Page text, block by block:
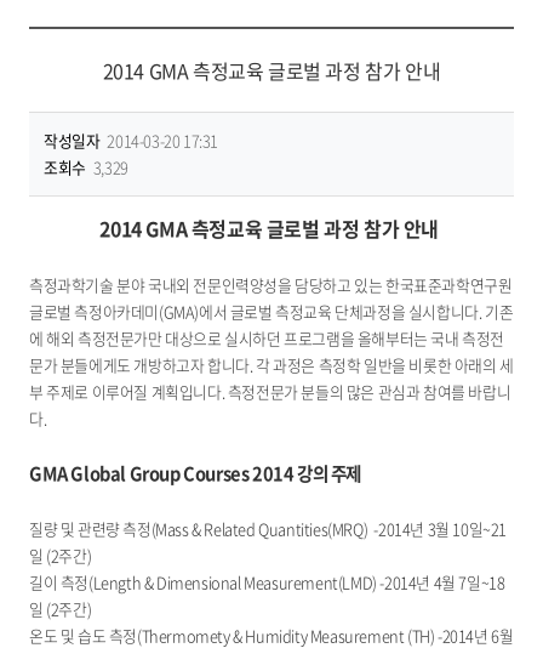
2014 GMA 측정교육 글로벌 과정 참가 안내
작성일자 2014-03-20 17:31
조회수 3,329
2014 GMA 측정교육 글로벌 과정 참가 안내
측정과학기술 분야 국내외 전문인력양성을 담당하고 있는 한국표준과학연구원
글로벌 측정아카데미(GMA)에서 글로벌 측정교육 단체과정을 실시합니다. 기존
에 해외 측정전문가만 대상으로 실시하던 프로그램을 올해부터는 국내 측정전
문가 분들에게도 개방하고자 합니다. 각 과정은 측정학 일반을 비롯한 아래의 세
부 주제로 이루어질 계획입니다. 측정전문가 분들의 많은 관심과 참여를 바랍니
다.
GMA Global Group Courses 2014 강의 주제
질량 및 관련량 측정(Mass & Related Quantities(MRQ) -2014년 3월 10일~21
일 (2주간)
길이 측정(Length & Dimensional Measurement(LMD) -2014년 4월 7일~18
일 (2주간)
온도 및 습도 측정(Thermomety & Humidity Measurement (TH) -2014년 6월